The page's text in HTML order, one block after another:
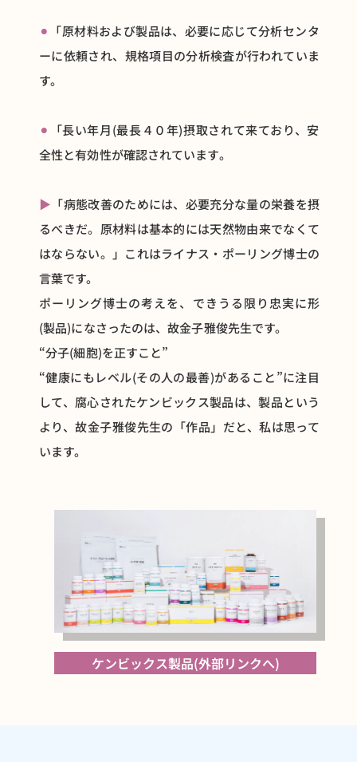
⚫︎ 「原材料および製品は、必要に応じて分析センタ
ーに依頼され、規格項目の分析検査が行われていま
す。
⚫︎
「長い年月(最長４０年)摂取されて来ており、安
全性と有効性が確認されています。
▶ 「病態改善のためには、必要充分な量の栄養を摂
るべきだ。原材料は基本的には天然物由来でなくて
はならない。」これはライナス・ポーリング博士の
言葉です。
ポーリング博士の考えを、できうる限り忠実に形
(製品)になさったのは、故金子雅俊先生です。
“分子(細胞)を正すこと”
“健康にもレベル(その人の最善)があること”に注目
して、腐心されたケンビックス製品は、製品という
より、故金子雅俊先生の「作品」だと、私は思って
います。
ケンビックス製品(外部リンクへ)